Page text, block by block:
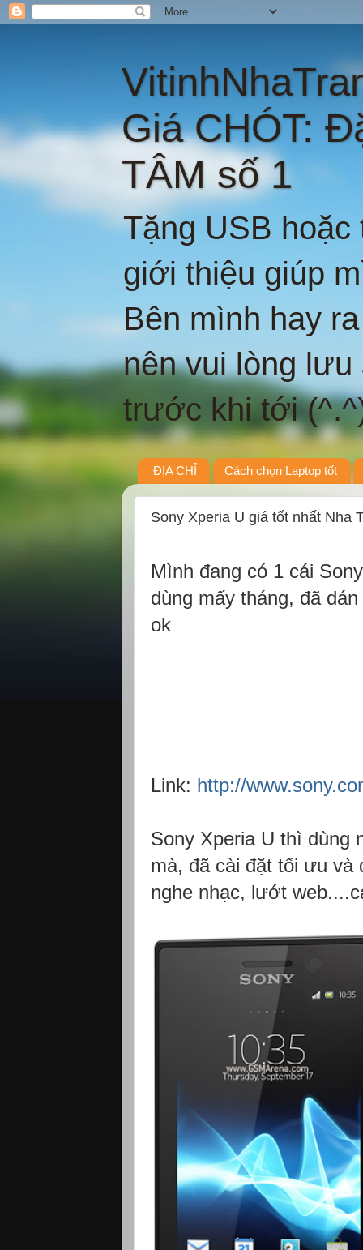
Giá CHÓT:
TÂM số 1
Tặng USB
giới thiệu giúp
Bên mình hay
nên vui lòng lưu
trước khi tới
ĐỊA CHỈ Cách chọn Laptop tốt
Sony Xperia U giá tốt nhất Nha
Mình đang có 1 cái
dùng mấy tháng, đã
ok
Link: http://
Sony Xperia U thì dùng
mà, đã cài đặt tối ưu và
nghe nhạc, lướt